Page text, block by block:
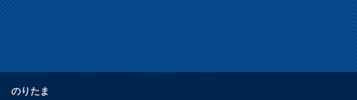
のりたま